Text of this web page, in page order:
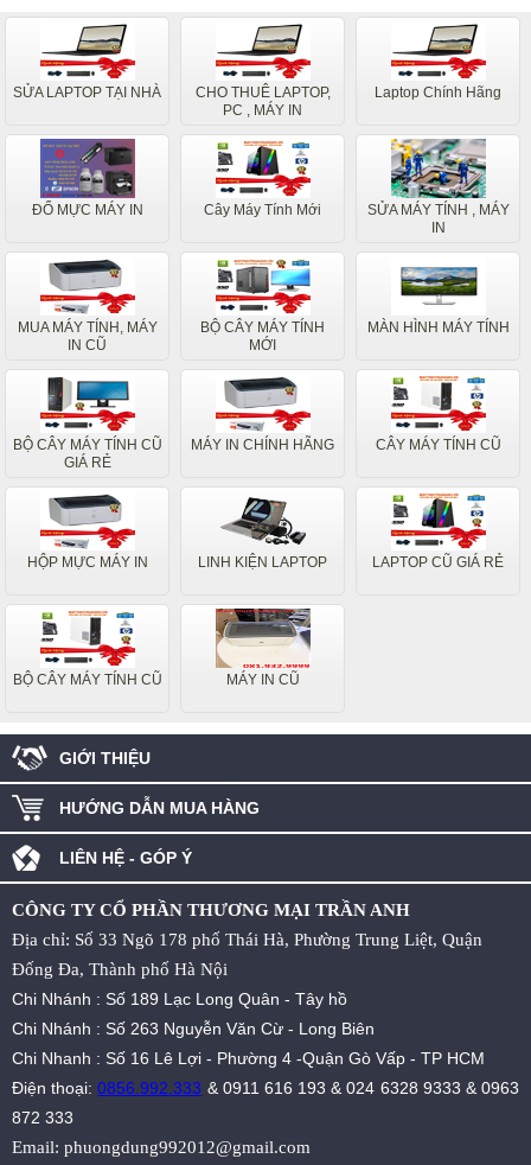
SỬA LAPTOP TẠI NHÀ
CHO THUÊ LAPTOP,
PC , MÁY IN
Laptop Chính Hãng
ĐỔ MỰC MÁY IN Cây Máy Tính Mới
SỬA MÁY TÍNH , MÁY
IN
MUA MÁY TÍNH, MÁY
IN CŨ
BỘ CÂY MÁY TÍNH
MỚI
MÀN HÌNH MÁY TÍNH
BỘ CÂY MÁY TÍNH CŨ
GIÁ RẺ
MÁY IN CHÍNH HÃNG CÂY MÁY TÍNH CŨ
HỘP MỰC MÁY IN LINH KIỆN LAPTOP LAPTOP CŨ GIÁ RẺ
BỘ CÂY MÁY TÍNH CŨ MÁY IN CŨ
GIỚI THIỆU
HƯỚNG DẪN MUA HÀNG
LIÊN HỆ - GÓP Ý
CÔNG TY CỔ PHẦN THƯƠNG MẠI TRẦN ANH
Địa chỉ: Số 33 Ngõ 178 phố Thái Hà, Phường Trung Liệt, Quận
Đống Đa, Thành phố Hà Nội
Chi Nhánh : Số 189 Lạc Long Quân - Tây hồ
Chi Nhánh : Số 263 Nguyễn Văn Cừ - Long Biên
Chi Nhanh : Số 16 Lê Lợi - Phường 4 -Quận Gò Vấp - TP HCM
Điện thoại:0856.992.333 & 0911 616 193 &024 6328 9333 &0963
872 333
Email: phuongdung992012@gmail.com